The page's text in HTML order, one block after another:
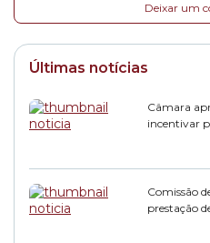
Deixar um
Últimas notícias
Câmara
incentivar
Comissão
prestação